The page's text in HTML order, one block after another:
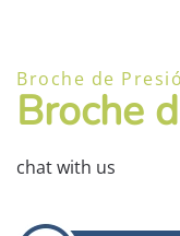
Broche de
Broche
chat with us